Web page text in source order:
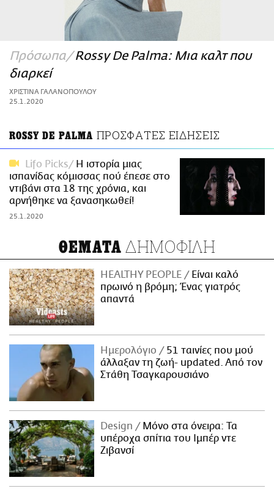
Πρόσωπα Rossy De Palma: Μια καλτ που
διαρκεί
ΧΡΙΣΤΙΝΑ ΓΑΛΑΝΟΠΟΥΛΟΥ
25.1.2020
ROSSY DE PALMA ΠΡΟΣΦΑΤΕΣ ΕΙΔΗΣΕΙΣ
Lifo Picks
Η ιστορία μιας
ισπανίδας κόμισσας πού έπεσε στο
ντιβάνι στα 18 της χρόνια, και
αρνήθηκε να ξανασηκωθεί!
25.1.2020
ΘΕΜΑΤΑ ΔΗΜΟΦΙΛΗ
HEALTHY PEOPLE
Είναι καλό
πρωινό η βρόμη; Ένας γιατρός
απαντά
Ημερολόγιο
51 ταινίες που μού
άλλαξαν τη ζωή- updated. Aπό τον
Στάθη Τσαγκαρουσιάνο
Design
Μόνο στα όνειρα: Τα
υπέροχα σπίτια του Ιμπέρ ντε
Ζιβανσί